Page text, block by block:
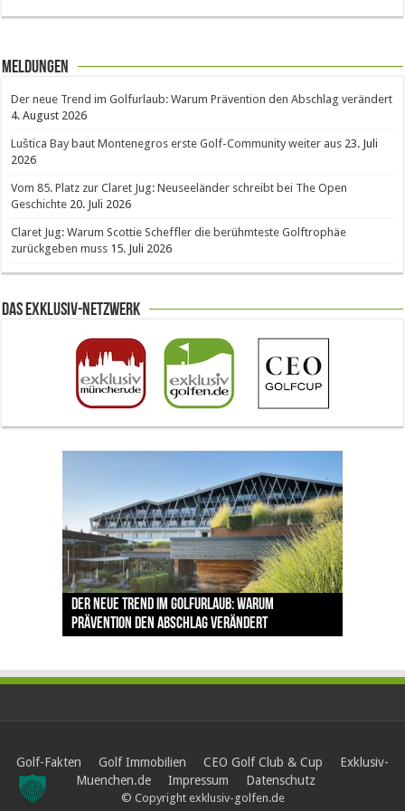
Meldungen
Der neue Trend im Golfurlaub: Warum Prävention den Abschlag verändert
4. August 2026
Luštica Bay baut Montenegros erste Golf-Community weiter aus 23. Juli
2026
Vom 85. Platz zur Claret Jug: Neuseeländer schreibt bei The Open
Geschichte 20. Juli 2026
Claret Jug: Warum Scottie Scheffler die berühmteste Golftrophäe
zurückgeben muss 15. Juli 2026
Das Exklusiv-Netzwerk
Der neue Trend im Golfurlaub: Warum
Prävention den Abschlag verändert
Luštica Bay baut Montenegros erste Golf-
Community weiter aus
Vom 85. Platz zur Claret Jug: Neuseeländer
schreibt bei The Open Geschichte
Claret Jug: Warum Scottie Scheffler die
berühmteste Golftrophäe zurückgeben muss
The Open 2026 in Royal Birkdale: Warum der
traditionsreiche Linksplatz zu den größten
Herausforderungen im Golfsport zählt
Golf-Fakten Golf Immobilien CEO Golf Club & Cup
Exklusiv-
Muenchen.de
Impressum Datenschutz
© Copyright exklusiv-golfen.de